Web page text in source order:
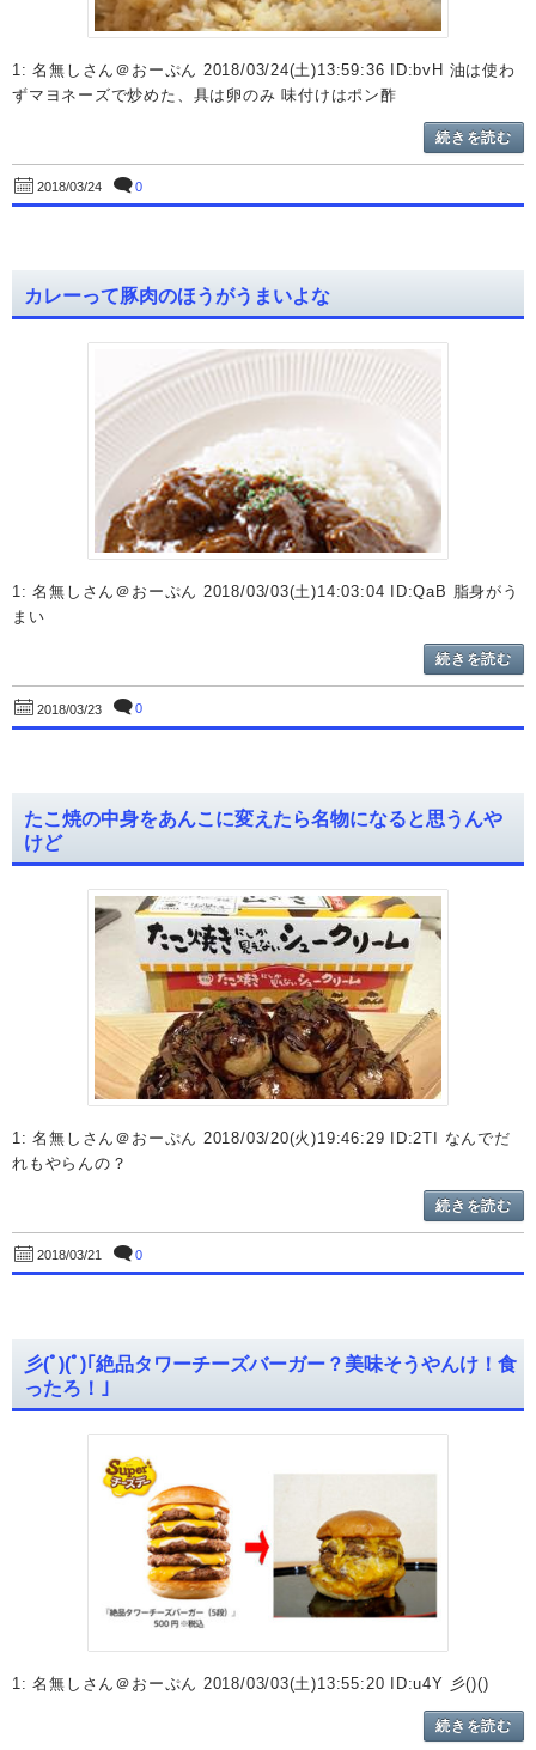
1: 名無しさん＠おーぷん 2018/03/24(土)13:59:36 ID:bvH 油は使わ
ずマヨネーズで炒めた、具は卵のみ 味付けはポン酢
続きを読む
2018/03/24 0
カレーって豚肉のほうがうまいよな
1: 名無しさん＠おーぷん 2018/03/03(土)14:03:04 ID:QaB 脂身がう
まい
続きを読む
2018/03/23 0
たこ焼の中身をあんこに変えたら名物になると思うんや
けど
1: 名無しさん＠おーぷん 2018/03/20(火)19:46:29 ID:2TI なんでだ
れもやらんの？
続きを読む
2018/03/21 0
彡(ﾟ)(ﾟ)｢絶品タワーチーズバーガー？美味そうやんけ！食
ったろ！｣
1: 名無しさん＠おーぷん 2018/03/03(土)13:55:20 ID:u4Y 彡()()
続きを読む